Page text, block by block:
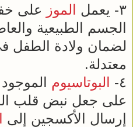
٣- يعمل
الموز على
الجسم الطبيعية
لضمان ولادة الطفل
معتدلة.
٤-
البوتاسيوم
على جعل نبض قلب
إرسال الأكسجين إلى